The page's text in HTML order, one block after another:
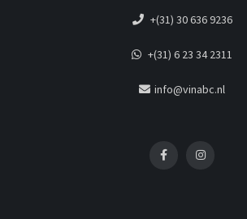
+(31) 30 636 9236
+(31) 6 23 34 2311
info@vinabc.nl